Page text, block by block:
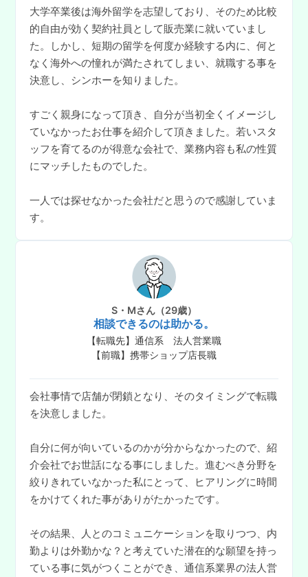
大学卒業後は海外留学を志望しており、そのため比較
的自由が効く契約社員として販売業に就いていまし
た。しかし、短期の留学を何度か経験する内に、何と
なく海外への憧れが満たされてしまい、就職する事を
決意し、シンホーを知りました。
すごく親身になって頂き、自分が当初全くイメージし
ていなかったお仕事を紹介して頂きました。若いスタ
ッフを育てるのが得意な会社で、業務内容も私の性質
にマッチしたものでした。
一人では探せなかった会社だと思うので感謝していま
す。
S・Mさん（29歳）
相談できるのは助かる。
【転職先】通信系 法人営業職
【前職】携帯ショップ店長職
会社事情で店舗が閉鎖となり、そのタイミングで転職
を決意しました。
自分に何が向いているのかが分からなかったので、紹
介会社でお世話になる事にしました。進むべき分野を
絞りきれていなかった私にとって、ヒアリングに時間
をかけてくれた事がありがたかったです。
その結果、人とのコミュニケーションを取りつつ、内
勤よりは外勤かな？と考えていた潜在的な願望を持っ
ている事に気がつくことができ、通信系業界の法人営